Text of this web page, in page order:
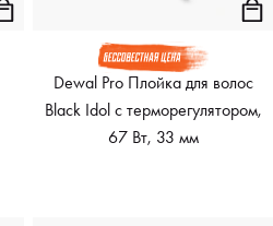
Dewal Pro Плойка для волос
Black Idol с терморегулятором,
67 Вт, 33 мм